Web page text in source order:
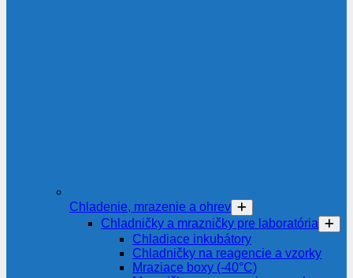
Chladenie, mrazenie a ohrev
Chladničky a mrazničky pre laboratória
Chladiace inkubátory
Chladničky na reagencie a vzorky
Mraziace boxy (-40°C)